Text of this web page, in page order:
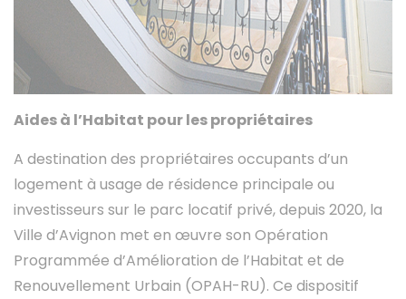
Aides à l’Habitat pour les propriétaires
A destination des propriétaires occupants d’un
logement à usage de résidence principale ou
investisseurs sur le parc locatif privé, depuis 2020, la
Ville d’Avignon met en œuvre son Opération
Programmée d’Amélioration de l’Habitat et de
Renouvellement Urbain (OPAH-RU). Ce dispositif